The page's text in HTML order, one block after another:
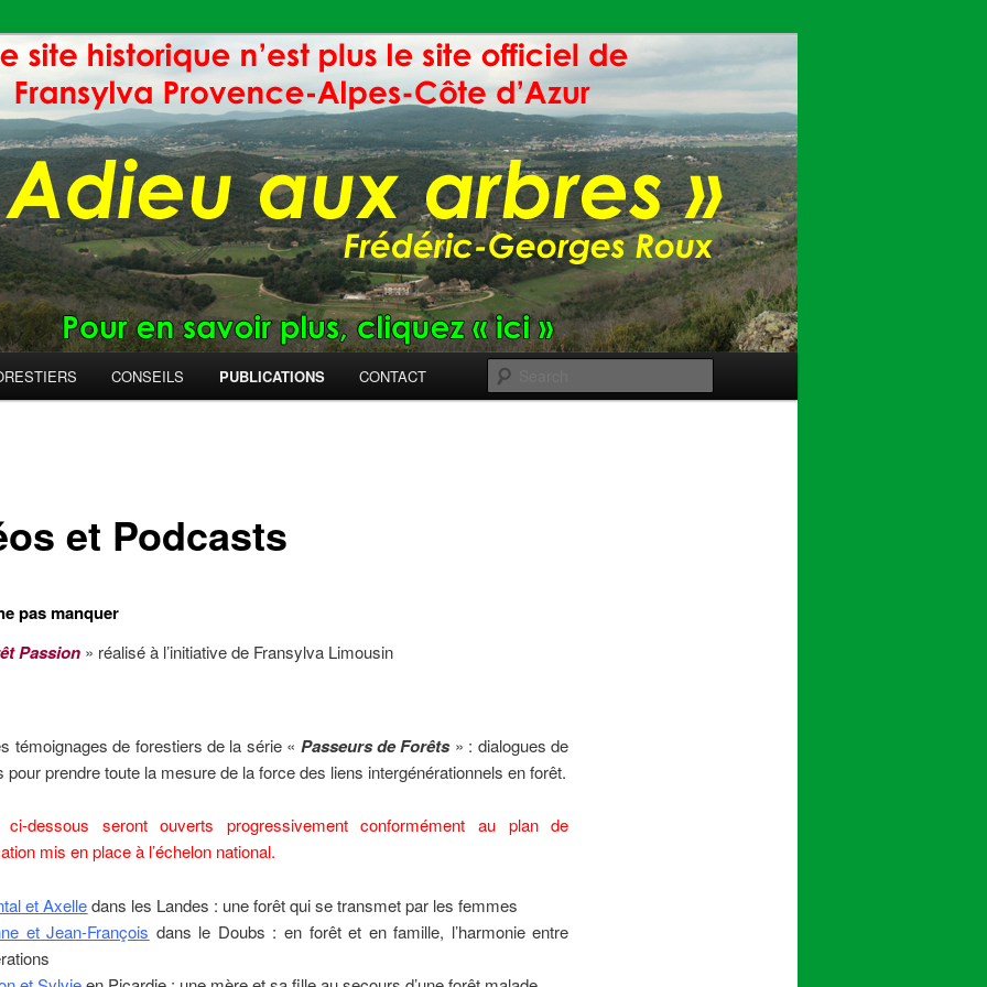
CONSEILS PUBLICATIONS CONTACT
et Podcasts
pas manquer
Passion» réalisé à l’initiative de Fransylva Limousin
témoignages de forestiers de la série « Passeurs de Forêts» : dialogues de
pour prendre toute la mesure de la force des liens intergénérationnels en forêt.
dessous seront ouverts progressivement conformément au plan de
mis en place à l’échelon national.
et Axelledans les Landes : une forêt qui se transmet par les femmes
et Jean-François dans le Doubs : en forêt et en famille, l’harmonie entre